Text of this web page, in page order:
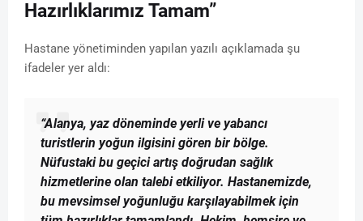
Hazırlıklarımız Tamam”
Hastane yönetiminden yapılan yazılı açıklamada şu
ifadeler yer aldı:
“Alanya, yaz döneminde yerli ve yabancı
turistlerin yoğun ilgisini gören bir bölge.
Nüfustaki bu geçici artış doğrudan sağlık
hizmetlerine olan talebi etkiliyor. Hastanemizde,
bu mevsimsel yoğunluğu karşılayabilmek için